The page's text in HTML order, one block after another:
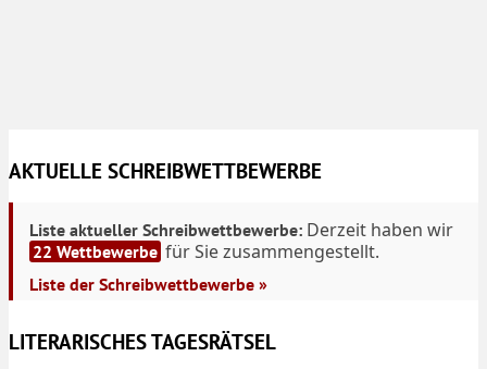
AKTUELLE SCHREIBWETTBEWERBE
Liste aktueller Schreibwettbewerbe: Derzeit haben wir
22 Wettbewerbe für Sie zusammengestellt.
Liste der Schreibwettbewerbe »
LITERARISCHES TAGESRÄTSEL